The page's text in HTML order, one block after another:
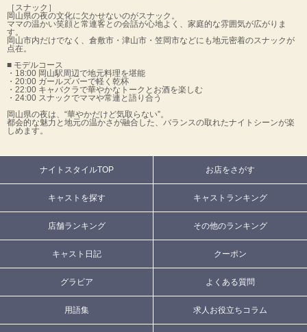
［スナック］
岡山県の夜の文化に欠かせないのがスナック。
ママの温かい笑顔と常連客との会話が心地よく、家庭的な雰囲気が広がりま
す。
岡山市内だけでなく、倉敷市・津山市・笠岡市などにも地元密着のスナックが
点在。
■ モデルコース
・18:00 岡山駅周辺で地元料理を堪能
・20:00 ガールズバーで軽く乾杯
・22:00 キャバクラで華やかなトークとお酒を楽しむ
・24:00 スナックでママや常連と語り合う
岡山県の夜は、“華やかだけど気取らない”。
都会的な魅力と地元の温かさが融合した、バランスの取れたナイトシーンが楽
しめます。
ナイトスタイルTOP お店をさがす
キャストを探す キャストランキング
店舗ランキング その他のランキング
キャスト日記 クーポン
グラビア よくある質問
用語集 求人お役立ちコラム